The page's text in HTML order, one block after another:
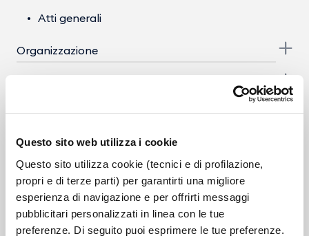
Questo sito web utilizza i cookie
Questo sito utilizza cookie (tecnici e di profilazione,
propri e di terze parti) per garantirti una migliore
esperienza di navigazione e per offrirti messaggi
pubblicitari personalizzati in linea con le tue
preferenze. Di seguito puoi esprimere le tue preferenze.
Atti generali
Organizzazione
Personale
Selezione del personale
Enti controllati
Provvedimenti